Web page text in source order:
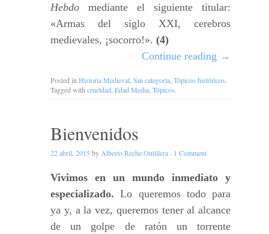
Hebdo mediante el siguiente titular:
«Armas del siglo XXI, cerebros
medievales, ¡socorro!». (4)
Continue reading →
Posted inHistoria Medieval, Sin categoría, Tópicos históricos.
Tagged withcrueldad, Edad Media, Tópicos.
Bienvenidos
22 abril, 2015 byAlberto Reche Ontillera · 1 Comment
Vivimos en un mundo inmediato y
especializado. Lo queremos todo para
ya y, a la vez, queremos tener al alcance
de un golpe de ratón un torrente